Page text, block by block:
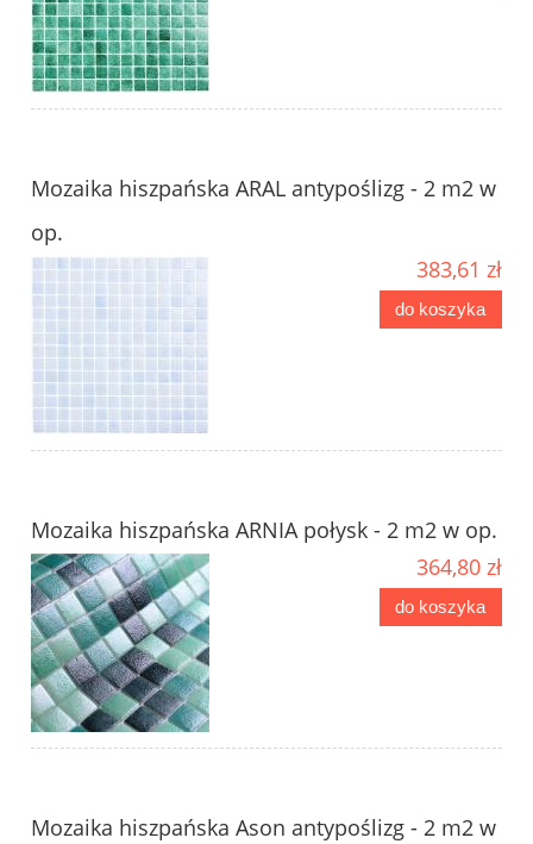
Mozaika hiszpańska ARAL antypoślizg - 2 m2 w
op.
383,61 zł
do koszyka
Mozaika hiszpańska ARNIA połysk - 2 m2 w op.
364,80 zł
do koszyka
Mozaika hiszpańska Ason antypoślizg - 2 m2 w